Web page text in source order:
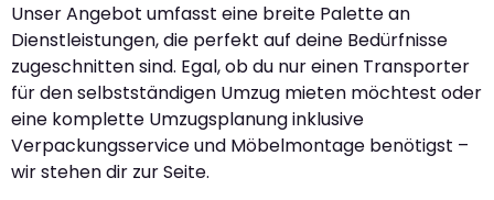
Unser Angebot umfasst eine breite Palette an
Dienstleistungen, die perfekt auf deine Bedürfnisse
zugeschnitten sind. Egal, ob du nur einen Transporter
für den selbstständigen Umzug mieten möchtest oder
eine komplette Umzugsplanung inklusive
Verpackungsservice und Möbelmontage benötigst –
wir stehen dir zur Seite.